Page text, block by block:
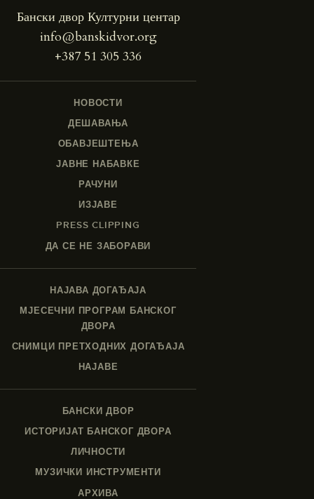
Бански двор Културни центар
info@banskidvor.org
+387 51 305 336
НОВОСТИ
ДЕШАВАЊА
ОБАВЈЕШТЕЊА
ЈАВНЕ НАБАВКЕ
РАЧУНИ
ИЗЈАВЕ
PRESS CLIPPING
ДА СЕ НЕ ЗАБОРАВИ
НАЈАВА ДОГАЂАЈА
МЈЕСЕЧНИ ПРОГРАМ БАНСКОГ
ДВОРА
СНИМЦИ ПРЕТХОДНИХ ДОГАЂАЈА
НАЈАВЕ
БАНСКИ ДВОР
ИСТОРИЈАТ БАНСКОГ ДВОРА
ЛИЧНОСТИ
МУЗИЧКИ ИНСТРУМЕНТИ
АРХИВА